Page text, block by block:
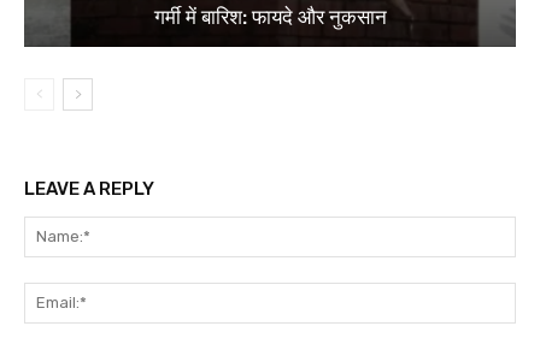
गर्मी में बारिश: फायदे और नुकसान
LEAVE A REPLY